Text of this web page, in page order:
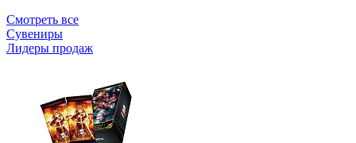
Смотреть все
Сувениры
Лидеры продаж